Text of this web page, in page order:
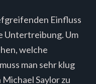
Einfluss
Untertreibung. Um
welche
man sehr klug
Saylor zu